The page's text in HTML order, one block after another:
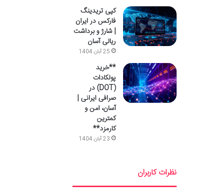
کپی تریدینگ
فارکس در ایران
| شارژ و برداشت
ریالی آسان
25 آبان 1404
**خرید
پولکادات
(DOT) در
صرافی ایرانی |
آسان، امن و
کمترین
کارمزد**
23 آبان 1404
نظرات کاربران